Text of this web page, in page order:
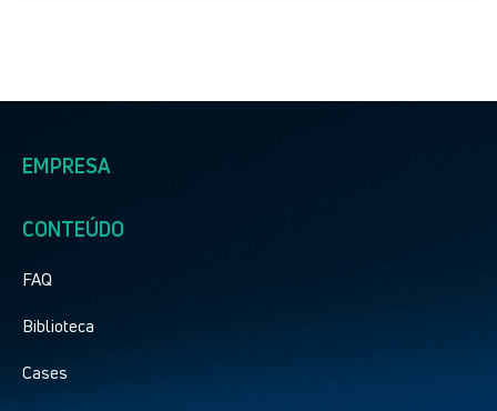
EMPRESA
CONTEÚDO
FAQ
Biblioteca
Cases